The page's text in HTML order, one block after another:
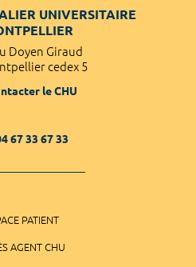
UNIVERSITAIRE
Doyen Giraud
cedex 5
le CHU
67 33 67 33
PATIENT
AGENT CHU